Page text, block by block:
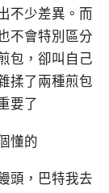
不少差異。而
不會特別區分
包，卻叫自己
揉了兩種煎包
要了
懂的
頭，巴特我去